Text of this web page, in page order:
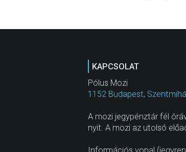
KAPCSOLAT
Pólus Mozi
1152 Budapest,
A mozi jegypénztár fél
nyit. A mozi az utolsó